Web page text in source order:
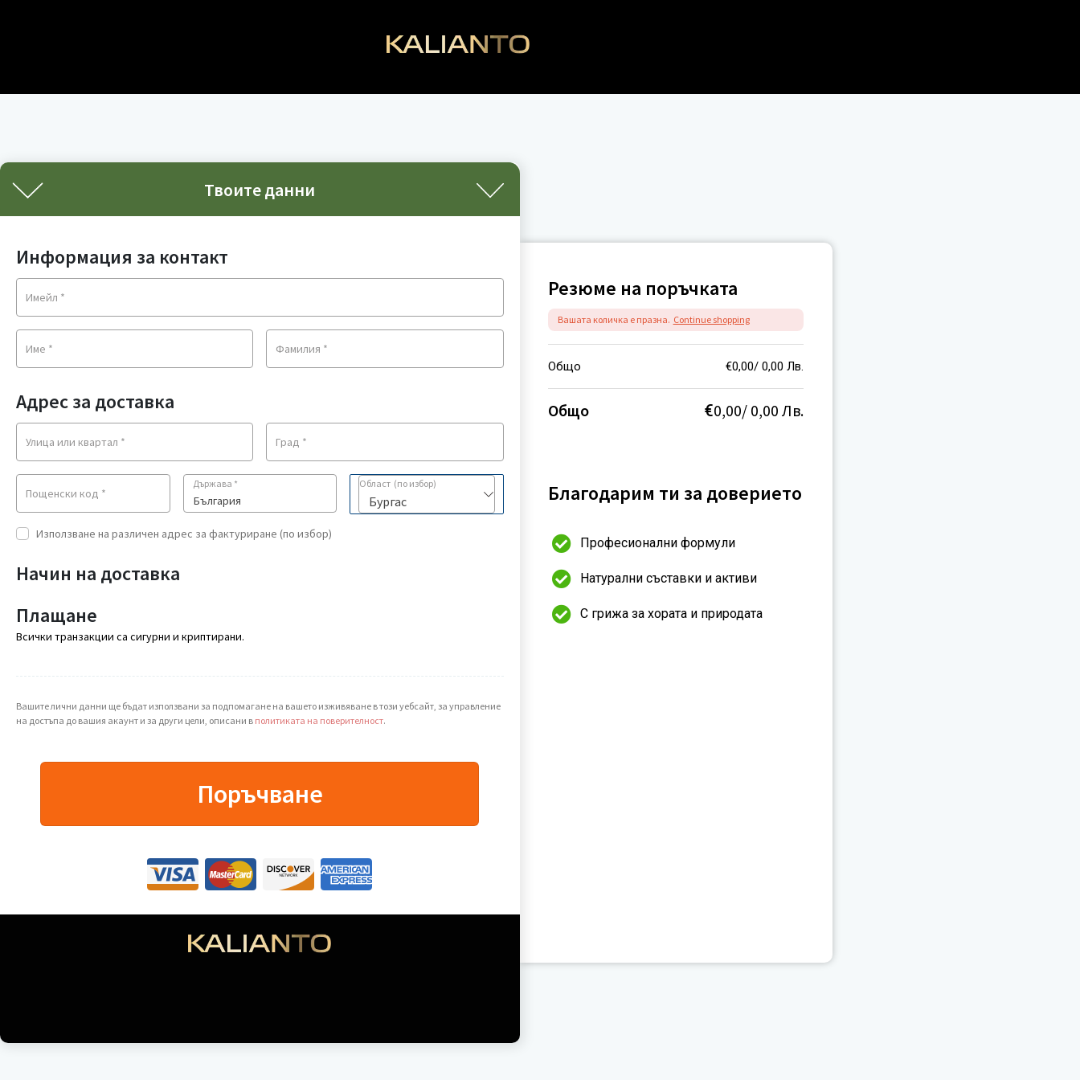
Твоите данни
Информация за контакт
Имейл *
Име * Фамилия *
Адрес за доставка
Улица или квартал * Град *
Пощенски код *
Държава *
България
Област (по избор)
Бургас
Използване на различен адрес за фактуриране (по избор)
Начин на доставка
Плащане
Всички транзакции са сигурни и криптирани.
Вашите лични данни ще бъдат използвани за подпомагане на вашето изживяване в този уебсайт, за управление
на достъпа до вашия акаунт и за други цели, описани в политиката на поверителност.
Поръчване
Резюме на поръчката
Вашата количка е празна. Continue shopping
Общо €0,00/ 0,00 Лв.
Общо €0,00/ 0,00 Лв.
Благодарим ти за доверието
Професионални формули
Натурални съставки и активи
С грижа за хората и природата